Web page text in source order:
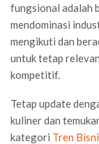
fungsional adalah
mendominasi
mengikuti dan
untuk tetap
kompetitif.
Tetap update
kuliner dan
kategori Tren